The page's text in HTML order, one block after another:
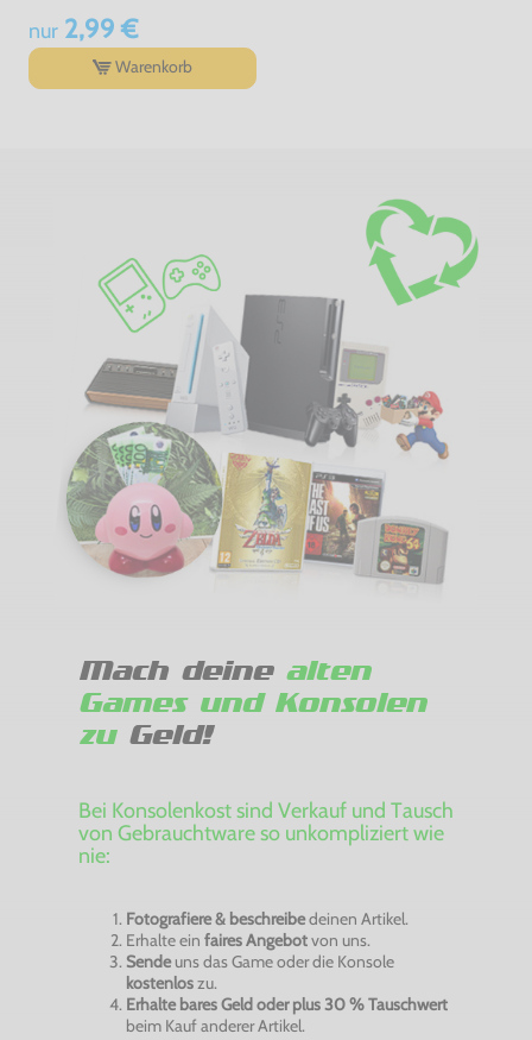
nur2,99 €
Warenkorb
Mach deine alten
Games und Konsolen
zuGeld!
Bei Konsolenkost sind Verkauf und Tausch
von Gebrauchtware so unkompliziert wie
nie:
Fotografiere & beschreibedeinen Artikel.
Erhalte ein faires Angebotvon uns.
Sendeuns das Game oder die Konsole
kostenloszu.
Erhalte bares Geld oder plus 30 % Tauschwert
beim Kauf anderer Artikel.